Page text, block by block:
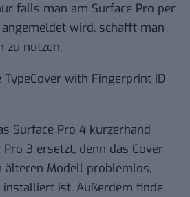
falls man am Surface Pro per
wird, schafft man
zu nutzen.
Surface Pro 4 kurzerhand
3 ersetzt, denn das Cover
Modell problemlos,
ist. Außerdem finde